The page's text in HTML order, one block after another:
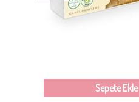
Sepete Ekle